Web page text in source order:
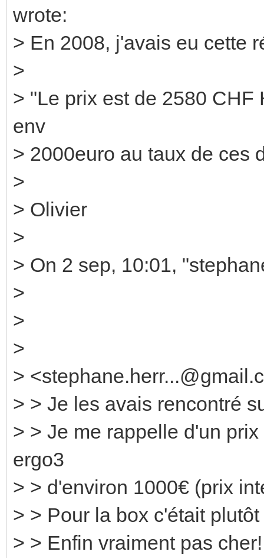
wrote:
> En 2008, j'avais eu cette
>
> "Le prix est de 2580
env
> 2000euro au taux de ces
>
> Olivier
>
> On 2 sep, 10:01,
>
>
>
>
> > Je les avais rencontré
> > Je me rappelle d'un
ergo3
> > d'environ 1000€ (prix
> > Pour la box c'était
> > Enfin vraiment pas cher!